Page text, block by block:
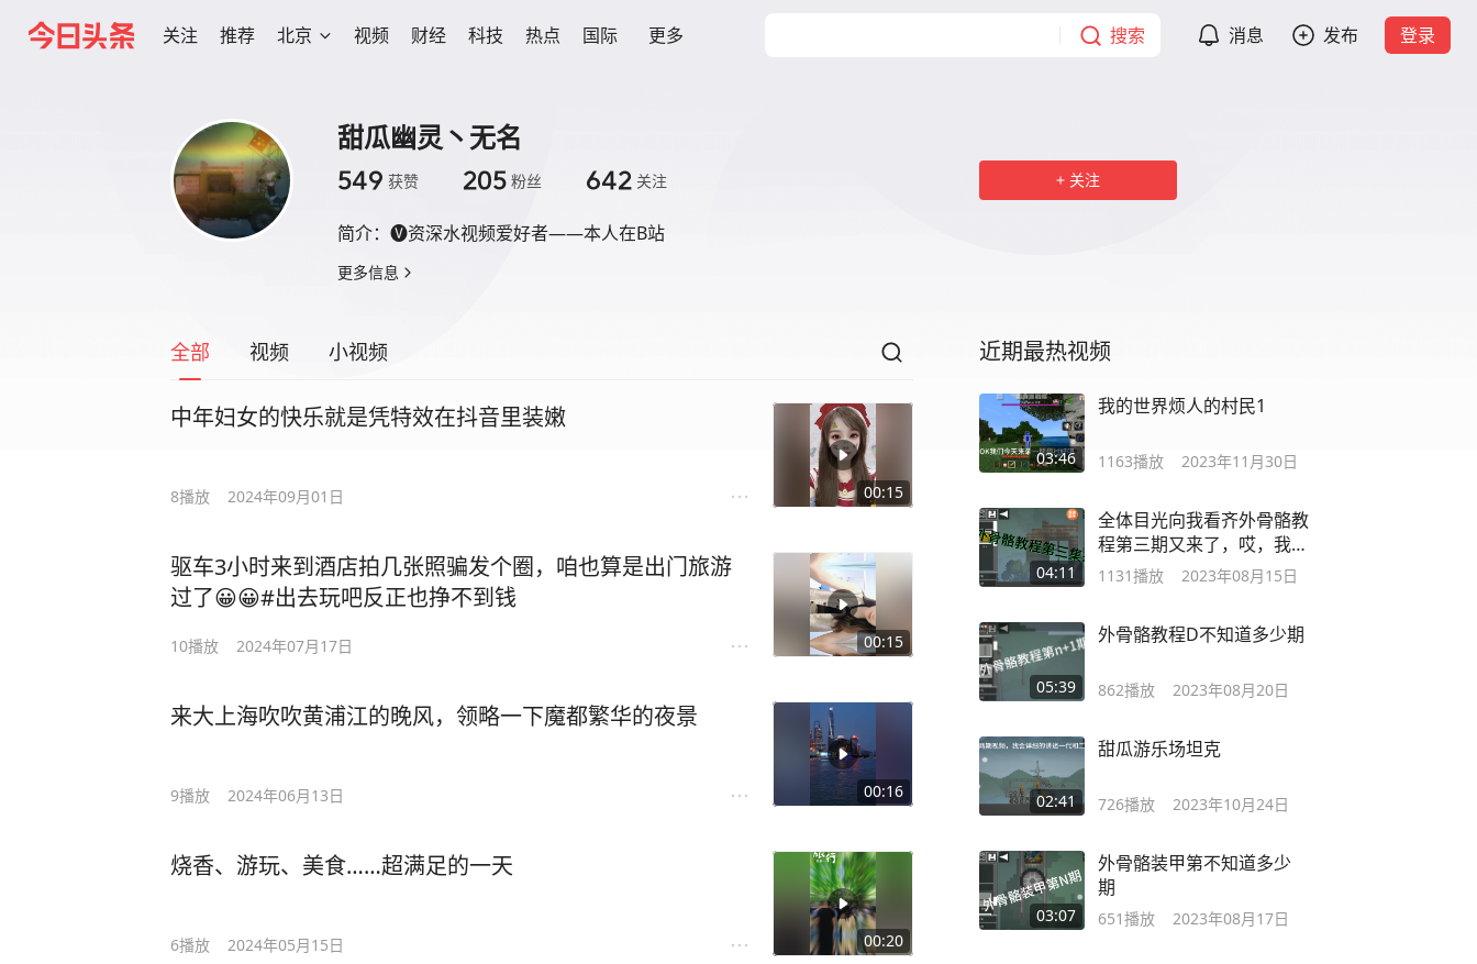
关注 推荐 北京 视频 财经 科技 热点 国际 更多 搜索 消息 发布 登录
甜瓜幽灵丶无名
549 获赞 205 粉丝 642 关注
简介： 🅥资深水视频爱好者——本人在B站
更多信息
关注
全部 视频 小视频
00:15
中年妇女的快乐就是凭特效在抖音里装嫩
8播放 2024年09月01日
00:15
驱车3小时来到酒店拍几张照骗发个圈，咱也算是出门旅游
过了😀😀#出去玩吧反正也挣不到钱
10播放 2024年07月17日
00:16
来大上海吹吹黄浦江的晚风，领略一下魔都繁华的夜景
9播放 2024年06月13日
00:20
烧香、游玩、美食……超满足的一天
6播放 2024年05月15日
近期最热视频
03:46
我的世界烦人的村民1
1163播放 2023年11月30日
04:11
全体目光向我看齐外骨骼教
程第三期又来了，哎，我为
什么要说又？
1131播放 2023年08月15日
05:39
外骨骼教程D不知道多少期
862播放 2023年08月20日
02:41
甜瓜游乐场坦克
726播放 2023年10月24日
03:07
外骨骼装甲第不知道多少
期
651播放 2023年08月17日